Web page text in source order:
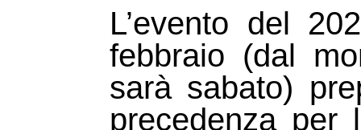
L’evento del
febbraio (dal
sarà sabato)
precedenza per